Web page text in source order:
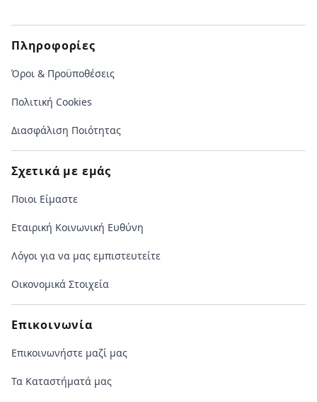
Πληροφορίες
Όροι & Προϋποθέσεις
Πολιτική Cookies
Διασφάλιση Ποιότητας
Σχετικά με εμάς
Ποιοι Είμαστε
Εταιρική Κοινωνική Ευθύνη
Λόγοι για να μας εμπιστευτείτε
Οικονομικά Στοιχεία
Επικοινωνία
Επικοινωνήστε μαζί μας
Τα Καταστήματά μας